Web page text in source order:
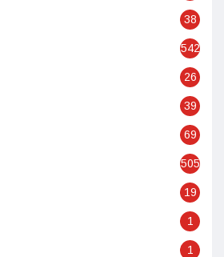
38
542
26
39
69
505
19
1
1